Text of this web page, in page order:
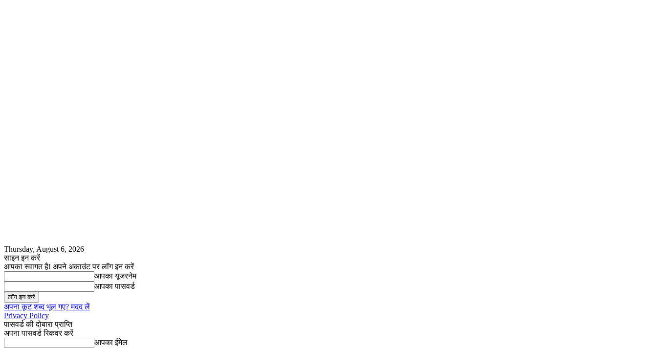
Thursday, August 6, 2026
साइन इन करें
आपका स्वागत है! अपने अकाउंट पर लॉग इन करें
आपका यूजरनेम
आपका पासवर्ड
अपना कूट शब्द भूल गए? मदद लें
Privacy Policy
पासवर्ड की दोबारा प्राप्ति
अपना पासवर्ड रिकवर करें
आपका ईमेल